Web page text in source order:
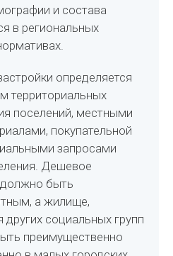
и состава
в региональных
определяется
территориальных
поселений, местными
покупательной
запросами
Дешевое
быть
а жилище,
социальных групп
преимущественно